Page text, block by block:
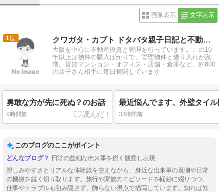
画像表示 文字表示
1 クワガタ・カブト ドタバタ親子日記と不動産管理 令和編
大阪を中心に不動産投資と管理を行っています。この10
年以上は物件の購入ばかりで、管理物件と借り入れが激
増。賃貸マンション・オフィス・店舗・倉庫など、約800
の店子さん相手に毎日奮闘しています
勇敢な方が先に死ぬ？のお話
9時間前
最近悩んでます、外壁タイ
33時間前
このブログのここがポイント
日常の些細な出来事を鋭く観察し表現
親しみやすさとリアルな体験談を交えながら、身近な出来事の裏側や日常
の機微を鋭く切り取ります。旅行や家族のエピソードを軽妙に綴りつつ、
仕事やトラブルも包み隠さず、飾らない視点で描写しています。知れば知